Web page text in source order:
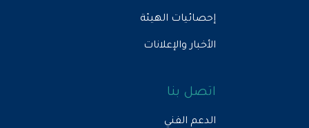
إحصائيات الهيئة
الأخبار والإعلانات
اتصل بنا
الدعم الفني